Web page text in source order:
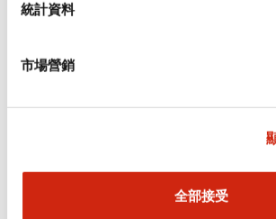
統計資料
市場營銷
全部接受